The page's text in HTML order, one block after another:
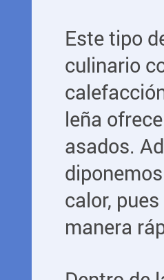
Este tipo
culinario
leña
asados.
calor,
manera